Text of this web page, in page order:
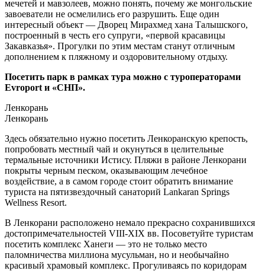
мечетей и мавзолеев, можно понять, почему же монгольские
завоеватели не осмелились его разрушить. Еще один
интересный объект — Дворец Мирахмед хана Талышского,
построенный в честь его супруги, «первой красавицы
Закавказья». Прогулки по этим местам станут отличным
дополнением к пляжному и оздоровительному отдыху.
Посетить парк в рамках тура можно с туроператорами
Evroport и «СНП».
Ленкорань
Ленкорань
Здесь обязательно нужно посетить Ленкоранскую крепость,
попробовать местный чай и окунуться в целительные
термальные источники Истису. Пляжи в районе Ленкорани
покрыты черным песком, оказывающим лечебное
воздействие, а в самом городе стоит обратить внимание
туриста на пятизвездочный санаторий Lankaran Springs
Wellness Resort.
В Ленкорани расположено немало прекрасно сохранившихся
достопримечательностей VIII-XIX вв. Посоветуйте туристам
посетить комплекс Ханеги — это не только место
паломничества миллиона мусульман, но и необычайно
красивый храмовый комплекс. Прогуливаясь по коридорам